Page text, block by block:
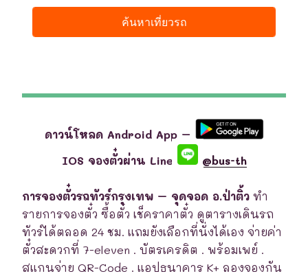
ดาวน์โหลด Android App –
IOS จองตั๋วผ่าน Line
@bus-th
การจองตั๋วรถทัวร์กรุงเทพ – จุดจอด อ.ป่าติ้ว ทำ
รายการจองตั๋ว ซื้อตั๋ว เช็คราคาตั๋ว ดูตารางเดินรถ
ทัวร์ได้ตลอด 24 ชม. แถมยังเลือกที่นั่งได้เอง จ่ายค่า
ตั๋วสะดวกที่ 7-eleven . บัตรเครดิต . พร้อมเพย์ .
สแกนจ่าย QR-Code . แอปธนาคาร K+ ลองจองกัน